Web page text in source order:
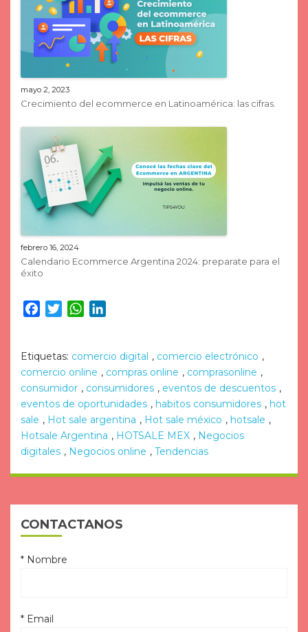
mayo 2, 2023
Crecimiento del ecommerce en Latinoamérica: las cifras.
febrero 16, 2024
Calendario Ecommerce Argentina 2024: preparate para el
éxito
Facebook
TwitterWhatsApp
Etiquetas: comercio digital , comercio electrónico ,
comercio online , compras online , comprasonline ,
consumidor , consumidores , eventos de descuentos ,
eventos de oportunidades , habitos consumidores , hot
sale , Hot sale argentina , Hot sale méxico , hotsale ,
Hotsale Argentina , HOTSALE MEX , Negocios
digitales , Negocios online , Tendencias
CONTACTANOS
* Nombre
* Email